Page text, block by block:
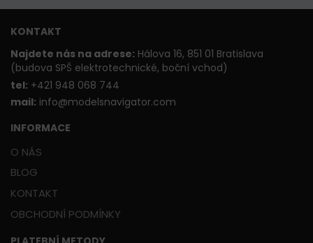
KONTAKT
Najdete nás na adrese: Hálova 16, 851 01 Bratislava
(budova SPŠ elektrotechnické, boční vchod)
tel: +421 948 068 744
mail: info@modelsnavigator.com
INFORMACE
O NÁS
BLOG
KONTAKT
OBCHODNÍ PODMÍNKY